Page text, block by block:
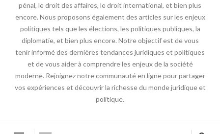
pénal, le droit des affaires, le droit international, et bien plus
encore. Nous proposons également des articles sur les enjeux
politiques tels que les élections, les politiques publiques, la
diplomatie, et bien plus encore. Notre objectif est de vous
tenir informé des dernières tendances juridiques et politiques
et de vous aider à comprendre les enjeux de la société
moderne. Rejoignez notre communauté en ligne pour partager
vos expériences et découvrir la richesse du monde juridique et
politique.